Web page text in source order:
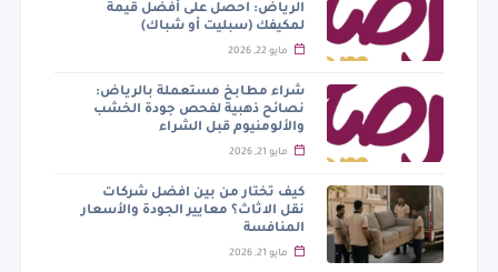
الرياض: احصل على أفضل قيمة
لمكيفك (سبليت أو شباك)
مايو 22, 2026
شراء مطابخ مستعملة بالرياض:
نصائح ذهبية لفحص جودة الخشب
والألومنيوم قبل الشراء
مايو 21, 2026
كيف تختار من بين افضل شركات
نقل الاثاث؟ معايير الجودة والأسعار
المنافسة
مايو 21, 2026